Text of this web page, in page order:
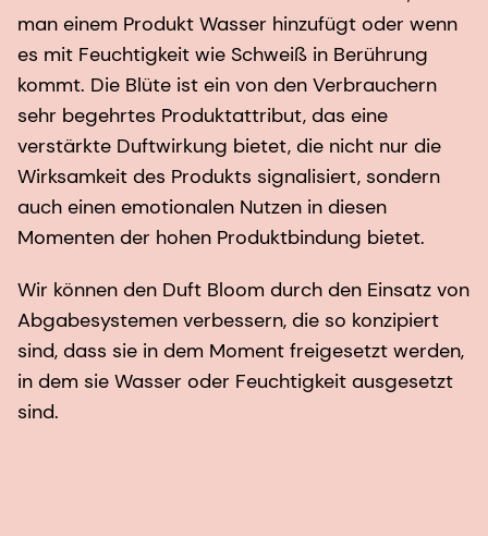
man einem Produkt Wasser hinzufügt oder wenn
es mit Feuchtigkeit wie Schweiß in Berührung
kommt. Die Blüte ist ein von den Verbrauchern
sehr begehrtes Produktattribut, das eine
verstärkte Duftwirkung bietet, die nicht nur die
Wirksamkeit des Produkts signalisiert, sondern
auch einen emotionalen Nutzen in diesen
Momenten der hohen Produktbindung bietet.
Wir können den Duft Bloom durch den Einsatz von
Abgabesystemen verbessern, die so konzipiert
sind, dass sie in dem Moment freigesetzt werden,
in dem sie Wasser oder Feuchtigkeit ausgesetzt
sind.